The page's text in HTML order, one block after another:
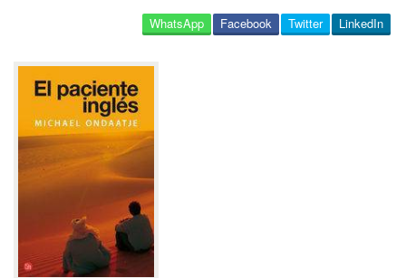
LinkedIn
Twitter
Facebook
WhatsApp